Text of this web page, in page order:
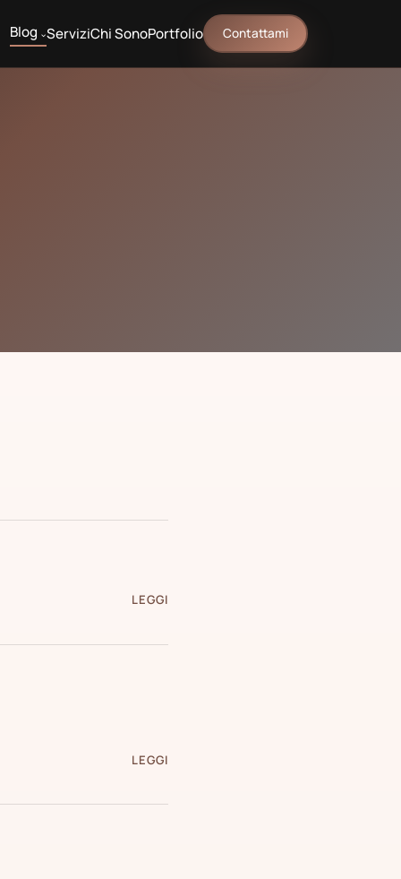
Blog ^ServiziChi SonoPortfolio Contattami
LEGGI
LEGGI